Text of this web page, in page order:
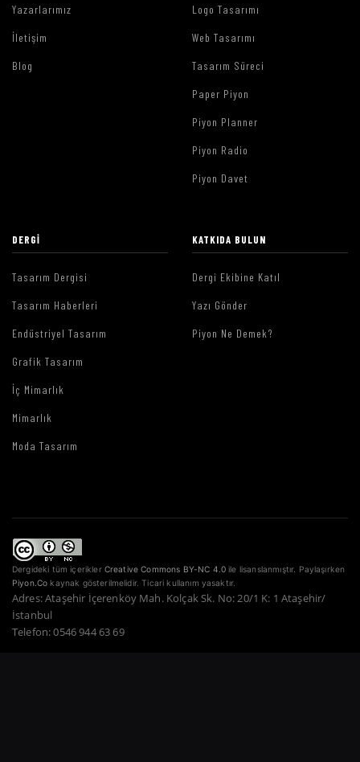
Yazarlarımız
İletişim
Blog
Logo Tasarımı
Web Tasarımı
Tasarım Süreci
Paper Piyon
Piyon Planner
Piyon Radio
Piyon Davet
DERGI
Tasarım Dergisi
Tasarım Haberleri
Endüstriyel Tasarım
Grafik Tasarım
İç Mimarlık
Mimarlık
Moda Tasarım
KATKIDA BULUN
Dergi Ekibine Katıl
Yazı Gönder
Piyon Ne Demek?
Dergideki tüm içerikler Creative Commons BY-NC 4.0 ile lisanslanmıştır. Paylaşırken
Piyon.Co kaynak gösterilmelidir. Ticari kullanım yasaktır.
Adres: Ataşehir İçerenköy Mah. Kolçak Sk. No: 20/1 K: 1 Ataşehir/
İstanbul
Telefon: 0546 944 63 69